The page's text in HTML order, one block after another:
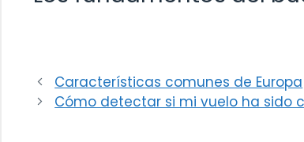
Características comunes de Europa
Cómo detectar si mi vuelo ha sido